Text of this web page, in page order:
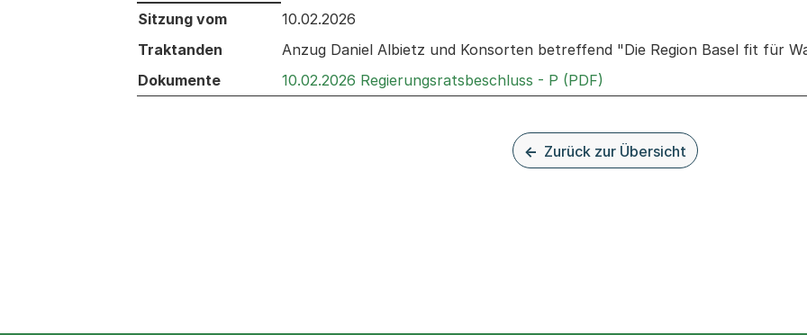
Behandelt an den folgenden Sitzungen: Informationen zu den Sitzungen zum Geschäft
Sitzung vom
10.02.2026
Traktanden
Anzug Daniel Albietz und Konsorten betreffend "Die Region Basel fit für
Dokumente
10.02.2026 Regierungsratsbeschluss - P (PDF)
Zurück zur Übersicht